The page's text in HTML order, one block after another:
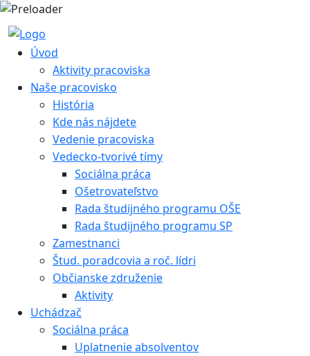
Úvod
Aktivity pracoviska
Naše pracovisko
História
Kde nás nájdete
Vedenie pracoviska
Vedecko-tvorivé tímy
Sociálna práca
Ošetrovateľstvo
Rada študijného programu OŠE
Rada študijného programu SP
Zamestnanci
Štud. poradcovia a roč. lídri
Občianske združenie
Aktivity
Uchádzač
Sociálna práca
Uplatnenie absolventov